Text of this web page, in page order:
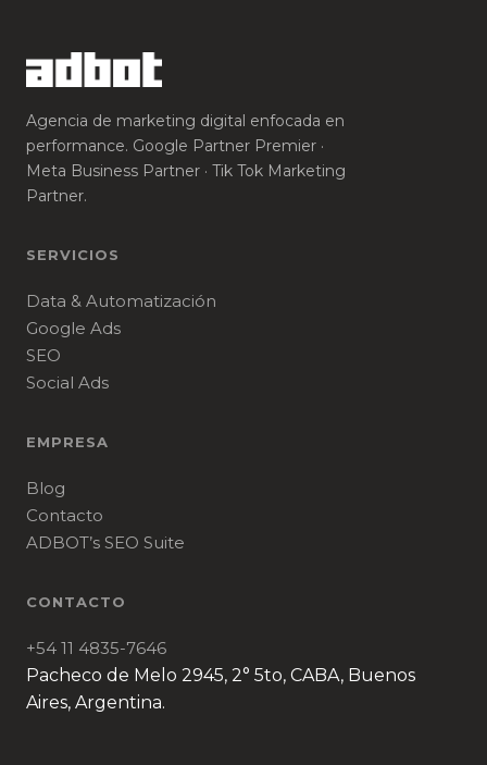
Agencia de marketing digital enfocada en
performance. Google Partner Premier ·
Meta Business Partner · Tik Tok Marketing
Partner.
SERVICIOS
Data & Automatización
Google Ads
SEO
Social Ads
EMPRESA
Blog
Contacto
ADBOT’s SEO Suite
CONTACTO
+54 11 4835-7646
Pacheco de Melo 2945, 2° 5to, CABA, Buenos
Aires, Argentina.